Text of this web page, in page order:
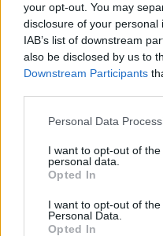
your opt-out. You may
disclosure of your
IAB’s list of downstream
also be disclosed by us to
Downstream Participants
Personal Data
I want to opt-out of
personal data.
Opted In
I want to opt-out of
Personal Data.
Opted In
T. szereti
Pedig
A